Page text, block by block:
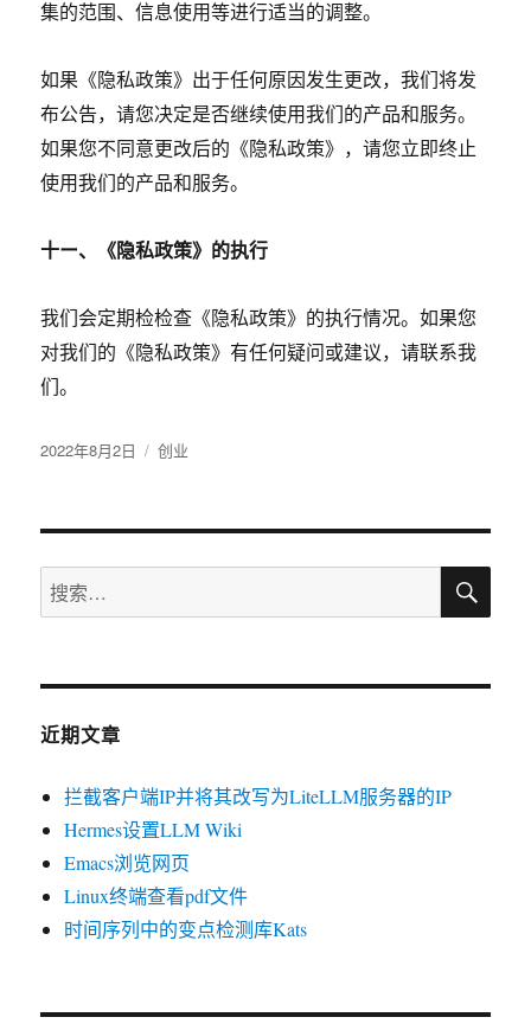
集的范围、信息使用等进行适当的调整。
如果《隐私政策》出于任何原因发生更改，我们将发
布公告，请您决定是否继续使用我们的产品和服务。
如果您不同意更改后的《隐私政策》，请您立即终止
使用我们的产品和服务。
十ー、《隐私政策》的执行
我们会定期检检查《隐私政策》的执行情况。如果您
对我们的《隐私政策》有任何疑问或建议，请联系我
们。
发
2022年8月2日
分
创业
搜
索：
搜
近期文章
拦截客户端IP并将其改写为LiteLLM服务器的IP
Hermes设置LLM Wiki
Emacs浏览网页
Linux终端查看pdf文件
时间序列中的变点检测库Kats